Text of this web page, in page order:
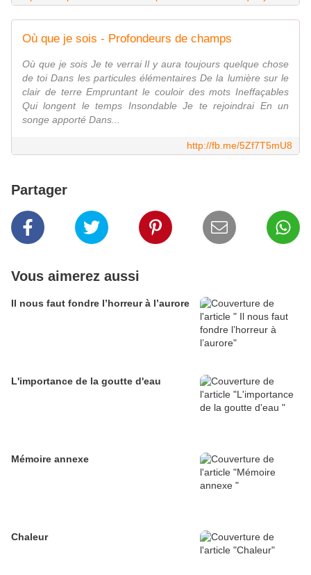
Où que je sois - Profondeurs de champs
Où que je sois Je te verrai Il y aura toujours quelque chose
de toi Dans les particules élémentaires De la lumière sur le
clair de terre Empruntant le couloir des mots Ineffaçables
Qui longent le temps Insondable Je te rejoindrai En un
songe apporté Dans...
http://fb.me/5Zf7T5mU8
Partager
Vous aimerez aussi
Il nous faut fondre l’horreur à l’aurore
L'importance de la goutte d'eau
Mémoire annexe
Chaleur